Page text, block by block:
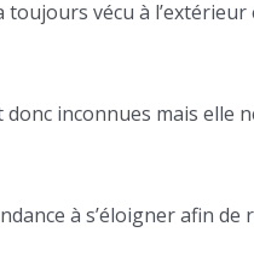
vécu à
inconnues mais elle
à s’éloigner afin de